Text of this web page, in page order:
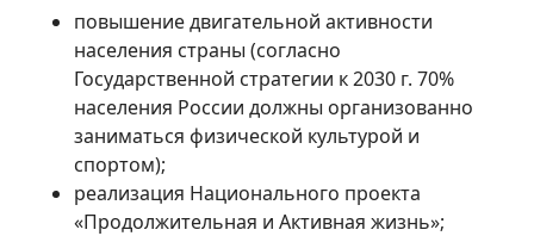
повышение двигательной активности
населения страны (согласно
Государственной стратегии к 2030 г. 70%
населения России должны организованно
заниматься физической культурой и
спортом);
реализация Национального проекта
«Продолжительная и Активная жизнь»;